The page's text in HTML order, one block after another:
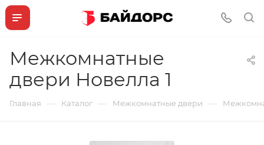
Межкомнатные
двери Новелла 1
Главная — Каталог — Межкомнатные двери —